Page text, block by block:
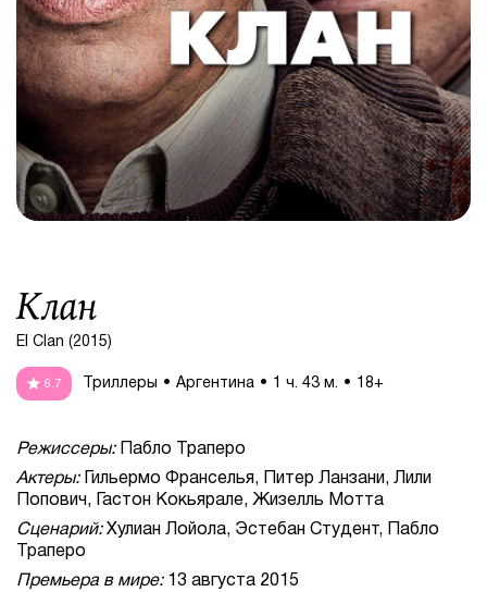
Клан
El Clan (2015)
6.7 Триллеры Аргентина 1 ч. 43 м. 18+
Режиссеры:Пабло Траперо
Актеры:Гильермо Франселья, Питер Ланзани, Лили
Попович, Гастон Кокьярале, Жизелль Мотта
Сценарий:Хулиан Лойола, Эстебан Студент, Пабло
Траперо
Премьера в мире:13 августа 2015